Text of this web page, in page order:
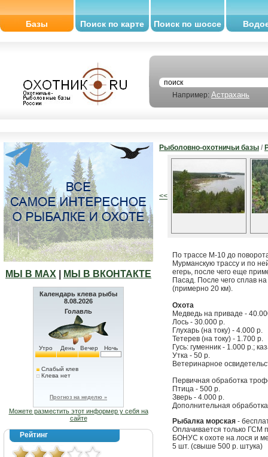
Базы Поиск по карте Поиск по шоссе
Например: Астрахань
МЫ В МАХ МЫ В ВКОНТАКТЕ
Календарь клева рыбы
8.08.2026
Голавль
Утро День Вечер Ночь
Слабый клев
Клева нет
Прогноз на неделю »
Можете разместить этот информер у себя на
сайте
Рейтинг
Рыболовно-охотничьи базы /
<<
По трассе М-10 до
Мурманскую трассу и по
егерь, после чего еще
Пасад. После чего сплав
(примерно 20 км).
Охота
Медведь на приваде -
Лось - 30.000 р.
Глухарь (на току) - 4.000 р.
Тетерев (на току) - 1.700 р.
Гусь: гуменник - 1.000 р.;
Утка - 50 р.
Ветеринарное
Первичная обработка
Птица - 500 р.
Зверь - 4.000 р.
Дополнительная
Рыбалка морская -
Оплачивается только ГСМ
БОНУС к охоте на лося и
5 шт. (свыше 500 р. штука)